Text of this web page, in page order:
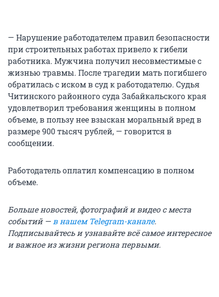
— Нарушение работодателем правил безопасности
при строительных работах привело к гибели
работника. Мужчина получил несовместимые с
жизнью травмы. После трагедии мать погибшего
обратилась с иском в суд к работодателю. Судья
Читинского районного суда Забайкальского края
удовлетворил требования женщины в полном
объеме, в пользу нее взыскан моральный вред в
размере 900 тысяч рублей, — говорится в
сообщении.
Работодатель оплатил компенсацию в полном
объеме.
Больше новостей, фотографий и видео с места
событий —в нашем Telegram-канале.
Подписывайтесь и узнавайте всё самое интересное
и важное из жизни региона первыми.